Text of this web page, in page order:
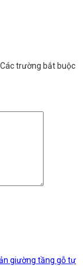
Các trường bắt buộc
giường tầng gỗ tự